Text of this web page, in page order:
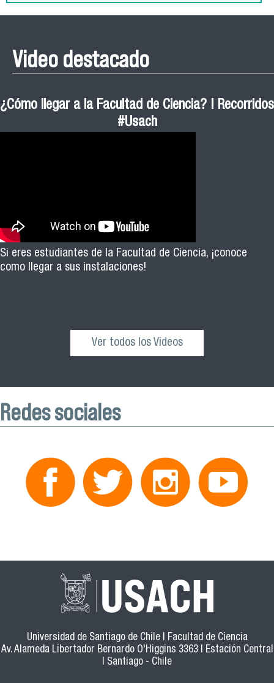
Video destacado
¿Cómo llegar a la Facultad de Ciencia? | Recorridos
#Usach
Si eres estudiantes de la Facultad de Ciencia, ¡conoce
como llegar a sus instalaciones!
Ver todos los Videos
Redes sociales
Universidad de Santiago de Chile | Facultad de Ciencia
Av. Alameda Libertador Bernardo O'Higgins 3363 | Estación Central
| Santiago - Chile